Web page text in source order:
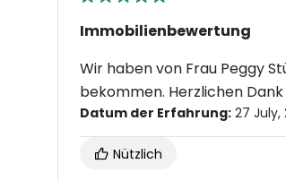
Immobilienbewertung
Wir haben von Frau Peggy
bekommen. Herzlichen
Datum der Erfahrung: 27 July,
Nützlich